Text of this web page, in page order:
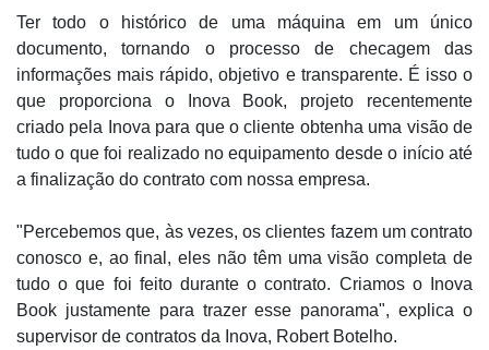
Ter todo o histórico de uma máquina em um único
documento, tornando o processo de checagem das
informações mais rápido, objetivo e transparente. É isso o
que proporciona o Inova Book, projeto recentemente
criado pela Inova para que o cliente obtenha uma visão de
tudo o que foi realizado no equipamento desde o início até
a finalização do contrato com nossa empresa.
"Percebemos que, às vezes, os clientes fazem um contrato
conosco e, ao final, eles não têm uma visão completa de
tudo o que foi feito durante o contrato. Criamos o Inova
Book justamente para trazer esse panorama", explica o
supervisor de contratos da Inova, Robert Botelho.